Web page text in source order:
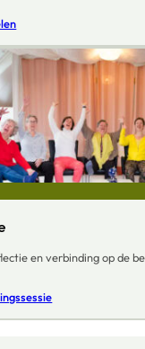
en verbinding op de